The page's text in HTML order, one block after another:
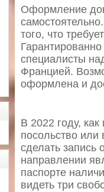
Оформление
того, что
специалисты
Францией.
оформлена и
В 2022 году,
посольство
сделать запись
направлении
паспорте
видеть три